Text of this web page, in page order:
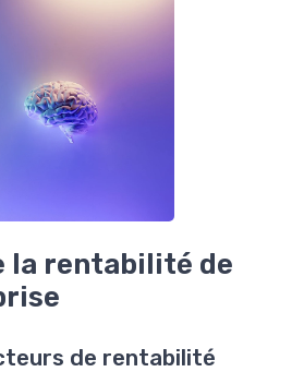
la rentabilité de
de rentabilité